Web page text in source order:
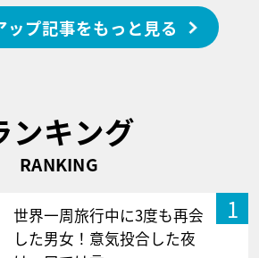
ップ記事をもっと見る
ンキング
RANKING
1
世界一周旅行中に3度も再会
した男女！意気投合した夜